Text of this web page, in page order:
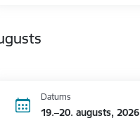
Datums
19.–20. augusts, 2026